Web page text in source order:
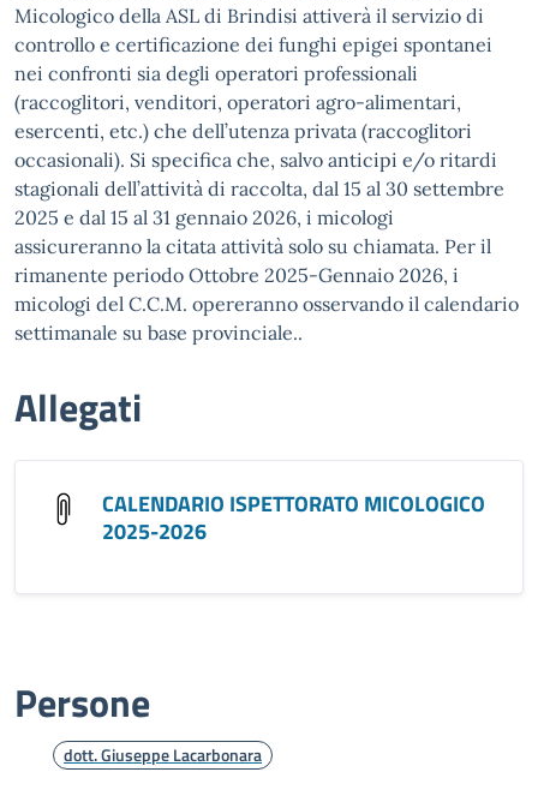
Micologico della ASL di Brindisi attiverà il servizio di
controllo e certificazione dei funghi epigei spontanei
nei confronti sia degli operatori professionali
(raccoglitori, venditori, operatori agro-alimentari,
esercenti, etc.) che dell’utenza privata (raccoglitori
occasionali). Si specifica che, salvo anticipi e/o ritardi
stagionali dell’attività di raccolta, dal 15 al 30 settembre
2025 e dal 15 al 31 gennaio 2026, i micologi
assicureranno la citata attività solo su chiamata. Per il
rimanente periodo Ottobre 2025-Gennaio 2026, i
micologi del C.C.M. opereranno osservando il calendario
settimanale su base provinciale..
Allegati
CALENDARIO ISPETTORATO MICOLOGICO
2025-2026
Persone
dott. Giuseppe Lacarbonara